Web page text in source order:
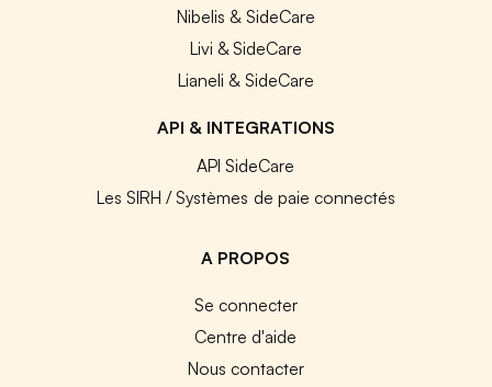
Nibelis & SideCare
Livi & SideCare
Lianeli & SideCare
API & INTEGRATIONS
API SideCare
Les SIRH / Systèmes de paie connectés
A PROPOS
Se connecter
Centre d'aide
Nous contacter